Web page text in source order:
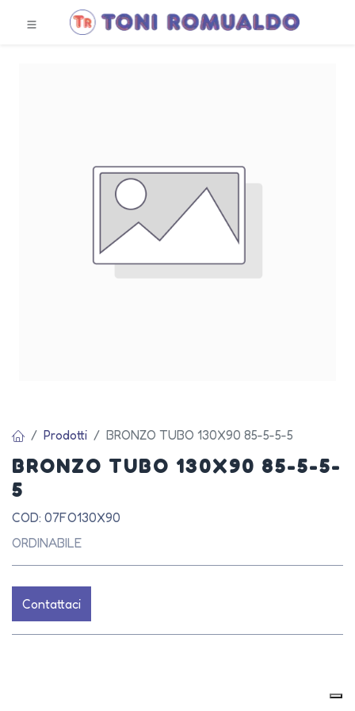
Prodotti BRONZO TUBO 130X90 85-5-5-5
BRONZO TUBO 130X90 85-5-5-
5
COD: 07FO130X90
ORDINABILE
Contattaci